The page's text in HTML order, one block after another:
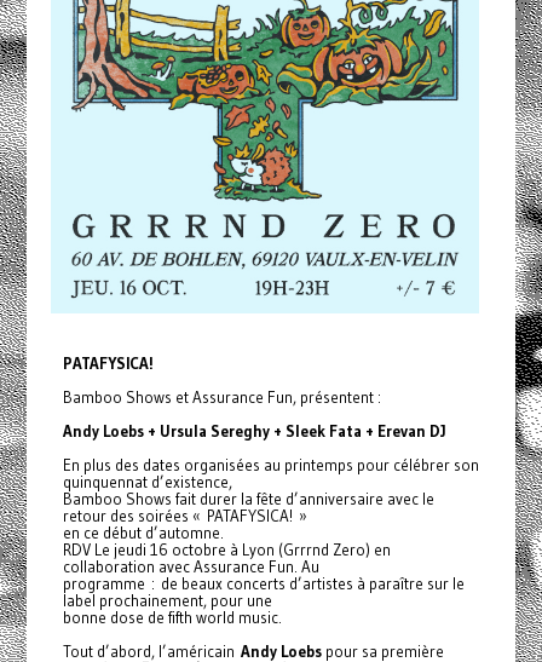
PATAFYSICA!
Bamboo Shows et Assurance Fun, présentent :
Andy Loebs + Ursula Sereghy + Sleek Fata + Erevan DJ
En plus des dates organisées au printemps pour célébrer son
quinquennat d’existence,
Bamboo Shows fait durer la fête d’anniversaire avec le
retour des soirées « PATAFYSICA! »
en ce début d’automne.
RDV Le jeudi 16 octobre à Lyon (Grrrnd Zero) en
collaboration avec Assurance Fun. Au
programme : de beaux concerts d’artistes à paraître sur le
label prochainement, pour une
bonne dose de fifth world music.
Tout d’abord, l’américain Andy Loebspour sa première